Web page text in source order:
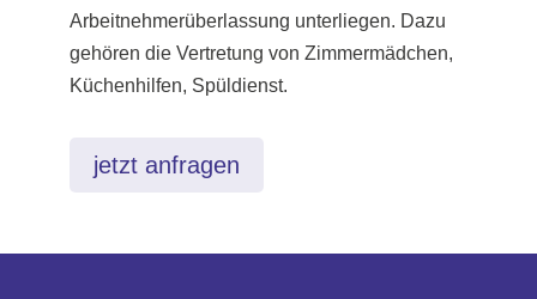
Arbeitnehmerüberlassung unterliegen. Dazu
gehören die Vertretung von Zimmermädchen,
Küchenhilfen, Spüldienst.
jetzt anfragen